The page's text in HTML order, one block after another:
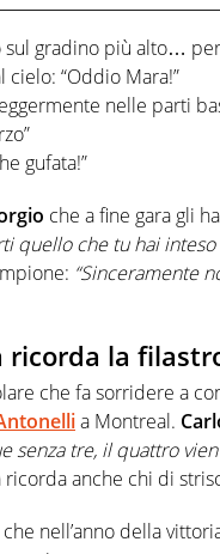
sul gradino più alto…
cielo: “Oddio Mara!”
nelle parti
gufata!”
che a fine gara gli
quello che tu hai inteso
“Sinceramente
ricorda la
che fa sorridere a
a Montreal.
senza tre, il quattro
ricorda anche chi di
che nell’anno della